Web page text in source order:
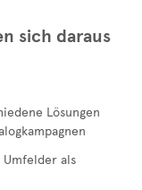
sich daraus
Lösungen
als